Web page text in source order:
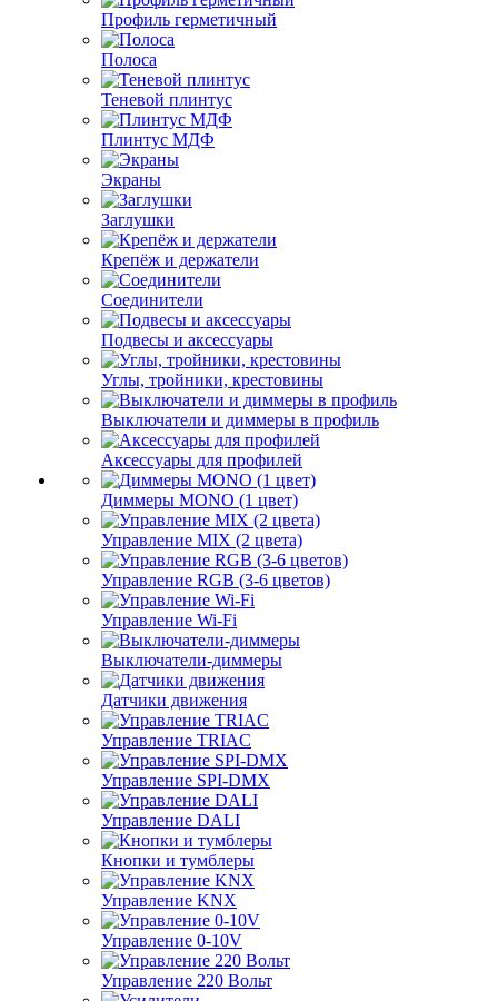
Профиль герметичный
Полоса
Теневой плинтус
Плинтус МДФ
Экраны
Заглушки
Крепёж и держатели
Соединители
Подвесы и аксессуары
Углы, тройники, крестовины
Выключатели и диммеры в профиль
Аксессуары для профилей
Диммеры MONO (1 цвет)
Управление MIX (2 цвета)
Управление RGB (3-6 цветов)
Управление Wi-Fi
Выключатели-диммеры
Датчики движения
Управление TRIAC
Управление SPI-DMX
Управление DALI
Кнопки и тумблеры
Управление KNX
Управление 0-10V
Управление 220 Вольт